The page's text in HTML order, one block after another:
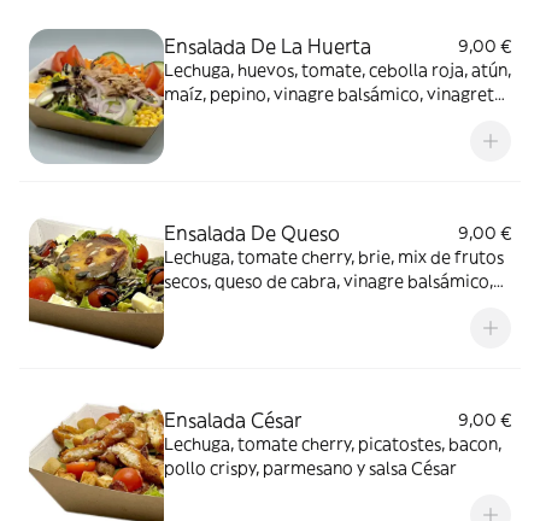
Ensalada De La Huerta
9,00 €
Lechuga, huevos, tomate, cebolla roja, atún,
maíz, pepino, vinagre balsámico, vinagreta,
Ensalada De Queso
9,00 €
Lechuga, tomate cherry, brie, mix de frutos
secos, queso de cabra, vinagre balsámico,
Ensalada César
9,00 €
Lechuga, tomate cherry, picatostes, bacon,
pollo crispy, parmesano y salsa César